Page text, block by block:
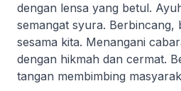
dengan lensa yang betul.
semangat syura. Berbincang,
sesama kita. Menangani
dengan hikmah dan cermat.
tangan membimbing